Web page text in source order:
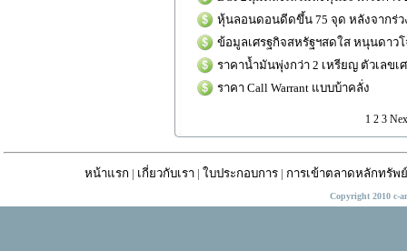
หุ้นลอนดอนดีดขึ้น 75 จุด หลังจากร่
ข้อมูลเศรฐกิจสหรัฐฯสดใส หนุนดาว
ราคาน้ำมันพุ่งกว่า 2 เหรียญ ตัวเลข
ราคา Call Warrant แบบบ้าคลั่ง
1 2 3
หน้าแรก | เกี่ยวกับเรา |ใบประกอบการ | การเข้าตลาดหลักทรัพ
Copyright 2010 c-